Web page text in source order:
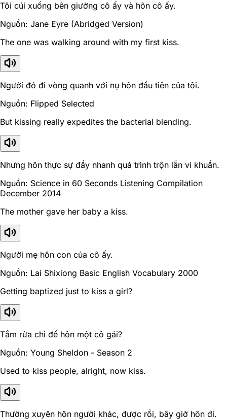
Tôi cúi xuống bên giường cô ấy và hôn cô ấy.
Nguồn: Jane Eyre (Abridged Version)
The one was walking around with my first kiss.
Người đó đi vòng quanh với nụ hôn đầu tiên của tôi.
Nguồn: Flipped Selected
But kissing really expedites the bacterial blending.
Nhưng hôn thực sự đẩy nhanh quá trình trộn lẫn vi khuẩn.
Nguồn: Science in 60 Seconds Listening Compilation
December 2014
The mother gave her baby a kiss.
Người mẹ hôn con của cô ấy.
Nguồn: Lai Shixiong Basic English Vocabulary 2000
Getting baptized just to kiss a girl?
Tắm rửa chỉ để hôn một cô gái?
Nguồn: Young Sheldon - Season 2
Used to kiss people, alright, now kiss.
Thường xuyên hôn người khác, được rồi, bây giờ hôn đi.